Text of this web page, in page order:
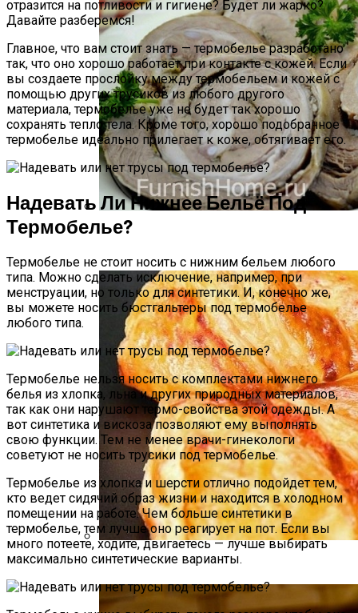
Мясной Рулет С Соевым Соусом И
Необычная Пицца Из Слоеного Теста
отразится на потливости и гигиене? Будет ли жарко?
Давайте разберемся!
Главное, что вам стоит знать — термобелье разработано
так, что оно хорошо работает при контакте с кожей. Если
вы создаете прослойку между термобельем и кожей с
помощью других трусиков из любого другого
материала, термобелье уже не будет так хорошо
сохранять тепло тела. Кроме того, хорошо подобранное
термобелье идеально прилегает к коже, обтягивает его.
Надевать Ли Нижнее Бельё Под
Термобелье?
Термобелье не стоит носить с нижним бельем любого
типа. Можно сделать исключение, например, при
менструации, но только для синтетики. И, конечно же,
вы можете носить бюстгальтеры под термобелье
любого типа.
Термобелье нельзя носить с комплектами нижнего
белья из хлопка, льна и других природных материалов,
так как они нарушают термо-свойства этой одежды. А
вот синтетика и вискоза позволяют ему выполнять
свою функции. Тем не менее врачи-гинекологи
советуют не носить трусики под термобелье.
Термобелье из хлопка и шерсти отлично подойдет тем,
кто ведет сидячий образ жизни и находится в холодном
помещении на работе. Чем больше синтетики в
термобелье, тем лучше оно реагирует на пот. Если вы
много потеете, ходите, двигаетесь — лучше выбирать
максимально синтетические варианты.